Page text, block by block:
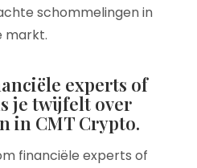
schommelingen in
markt.
experts of
je twijfelt over
in CMT Crypto.
financiële experts of